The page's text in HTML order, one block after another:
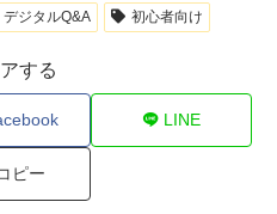
デジタルQ&A
初心者向け
する
LINE
ピー